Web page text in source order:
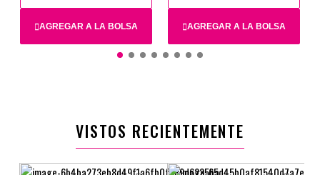
AGREGAR A LA BOLSA AGREGAR A LA BOLSA
VISTOS RECIENTEMENTE